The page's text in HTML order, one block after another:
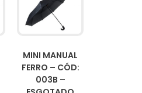
MINI MANUAL
FERRO – CÓD:
003B –